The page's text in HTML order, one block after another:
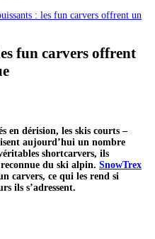
: les fun carvers offrent un
fun carvers offrent
en dérision, les skis courts –
aujourd’hui un nombre
shortcarvers, ils
du ski alpin. SnowTrex
carvers, ce qui les rend si
ils s’adressent.